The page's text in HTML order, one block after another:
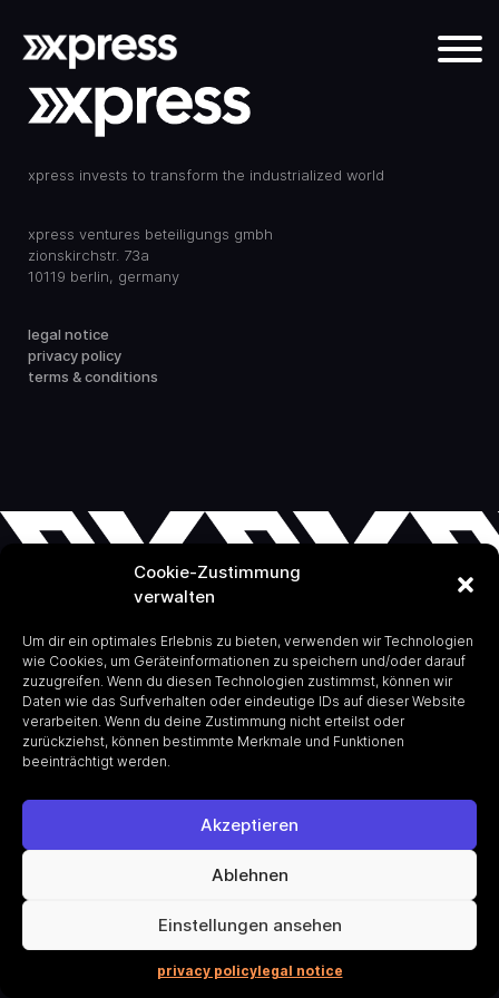
Cookie-Zustimmung
verwalten
Um dir ein optimales Erlebnis zu bieten, verwenden wir Technologien
wie Cookies, um Geräteinformationen zu speichern und/oder darauf
zuzugreifen. Wenn du diesen Technologien zustimmst, können wir
Daten wie das Surfverhalten oder eindeutige IDs auf dieser Website
verarbeiten. Wenn du deine Zustimmung nicht erteilst oder
zurückziehst, können bestimmte Merkmale und Funktionen
beeinträchtigt werden.
Akzeptieren
Ablehnen
Einstellungen ansehen
privacy policylegal notice
xpress invests to transform the industrialized world
xpress ventures beteiligungs gmbh
zionskirchstr. 73a
10119 berlin, germany
legal notice
privacy policy
terms & conditions